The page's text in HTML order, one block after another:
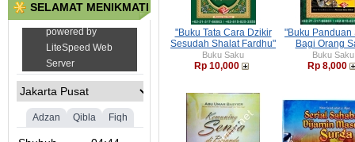
SELAMAT MENIKMATI
"Buku Tata Cara Dzikir
Sesudah Shalat Fardhu"
Buku Saku
Rp 10,000
"Buku Panduan
Bagi Orang
Buku Saku
Rp 8,000